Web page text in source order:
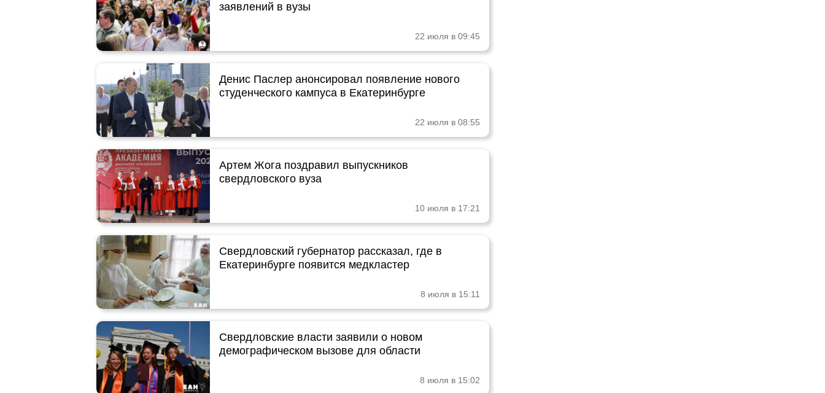
заявлений в вузы
22 июля в 09:45
Денис Паслер анонсировал появление нового
студенческого кампуса в Екатеринбурге
22 июля в 08:55
Артем Жога поздравил выпускников
свердловского вуза
10 июля в 17:21
Свердловский губернатор рассказал, где в
Екатеринбурге появится медкластер
8 июля в 15:11
Свердловские власти заявили о новом
демографическом вызове для области
8 июля в 15:02